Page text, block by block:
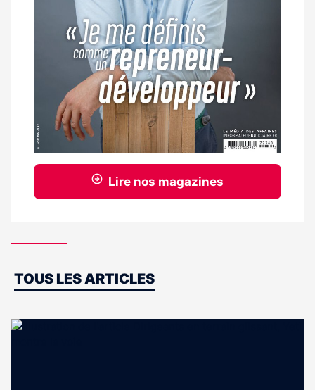
Lire nos magazines
Dernières
TOUS LES ARTICLES